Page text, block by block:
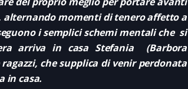
alternando momenti di tenero affetto a
i semplici schemi mentali che si
arriva in casa Stefania (Barbora
che supplica di venir perdonata
in casa.